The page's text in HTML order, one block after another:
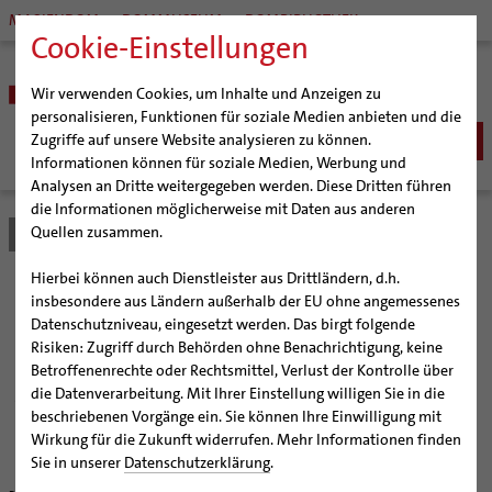
Cookie-Einstellungen
Wir verwenden Cookies, um Inhalte und Anzeigen zu
personalisieren, Funktionen für soziale Medien anbieten und die
Zugriffe auf unsere Website analysieren zu können.
Informationen können für soziale Medien, Werbung und
Analysen an Dritte weitergegeben werden. Diese Dritten führen
die Informationen möglicherweise mit Daten aus anderen
Quellen zusammen.
Hierbei können auch Dienstleister aus Drittländern, d.h.
insbesondere aus Ländern außerhalb der EU ohne angemessenes
Datenschutzniveau, eingesetzt werden. Das birgt folgende
Risiken: Zugriff durch Behörden ohne Benachrichtigung, keine
Betroffenenrechte oder Rechtsmittel, Verlust der Kontrolle über
die Datenverarbeitung. Mit Ihrer Einstellung willigen Sie in die
beschriebenen Vorgänge ein. Sie können Ihre Einwilligung mit
Wirkung für die Zukunft widerrufen. Mehr Informationen finden
Sie in unserer Datenschutzerklärung.
MARIENDOM DOMMUSEUM DOMBIBLIOTHEK
BISTUM
Bischöfe
Weihbischof Dr. Martin Marahrens
Bischof em. Norbert Trelle
Weihbischof em. Bongartz
Weihbischof em. Schwerdtfeger
Weihbischof em. Koitz
Bischof em. Dr. Wüstenberg
Generalvikariat
Gremien
Diözesangericht
Gemeindegremien
Pfarrgemeinden
Hildesheimer Dom
Virtueller Rundgang durch den Dom
Tausendjähriger Rosenstock
Die Hildesheimer Dommusik
Wallfahrten | Pilgern
Termine Wallfahrten und Pilgern
Jakobswege im Bistum Hildesheim
Veranstaltungen
Strategieprozess
Jugend
Bistum Hildesheim
Weniger Gruppen, mehr
Spenden
Sternsingeraktion 2011 erbrachte rund 915.000 Euro im
Bistum Hildesheim